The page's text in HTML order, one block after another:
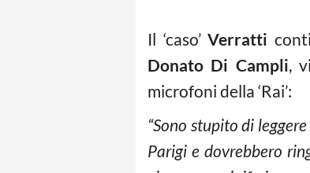
Il ‘caso’Verratti
Donato Di Campli,
microfoni della ‘Rai’:
“Sono stupito di
Parigi e dovrebbero